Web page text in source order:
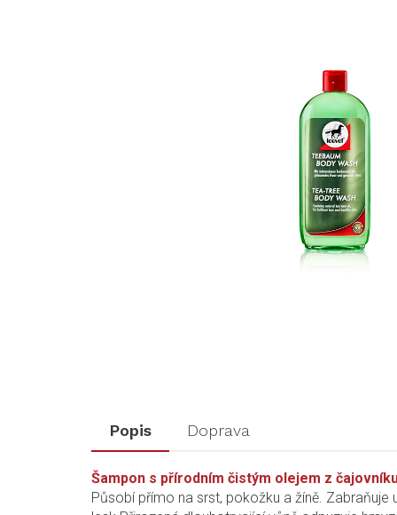
Popis Doprava
Šampon s přírodním čistým olejem z
Působí přímo na srst, pokožku a žíně.